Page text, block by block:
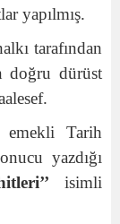
yapılmış.
tarafından
doğru dürüst
Tarih
yazdığı
isimli